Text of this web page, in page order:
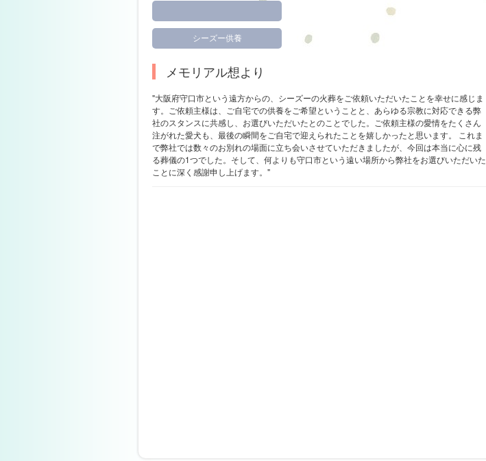
シーズー供養
メモリアル想より
"大阪府守口市という遠方からの、シーズーの火葬をご依頼いただいたことを幸せに感じま
す。ご依頼主様は、ご自宅での供養をご希望ということと、あらゆる宗教に対応できる弊
社のスタンスに共感し、お選びいただいたとのことでした。ご依頼主様の愛情をたくさん
注がれた愛犬も、最後の瞬間をご自宅で迎えられたことを嬉しかったと思います。 これま
で弊社では数々のお別れの場面に立ち会いさせていただきましたが、今回は本当に心に残
る葬儀の1つでした。そして、何よりも守口市という遠い場所から弊社をお選びいただいた
ことに深く感謝申し上げます。"